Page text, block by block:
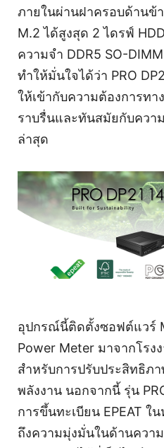
ภายในผ่านฝาครอบด้านข้
M.2 ได้สูงสุด 2 ไดรฟ์
ความจำ DDR5 SO-
ทำให้มั่นใจได้ว่า PRO
ให้เข้ากับความต้องการทา
ราบรื่นและทันสมัยกับควา
ล่าสุด
อุปกรณ์นี้ติดตั้งซอฟต์แวร์
Power Meter มาจากโรง
สำหรับการปรับประสิทธิภ
พลังงาน นอกจากนี้ รุ่น
การขึ้นทะเบียน EPEAT ใ
ถึงความมุ่งมั่นในด้านควา